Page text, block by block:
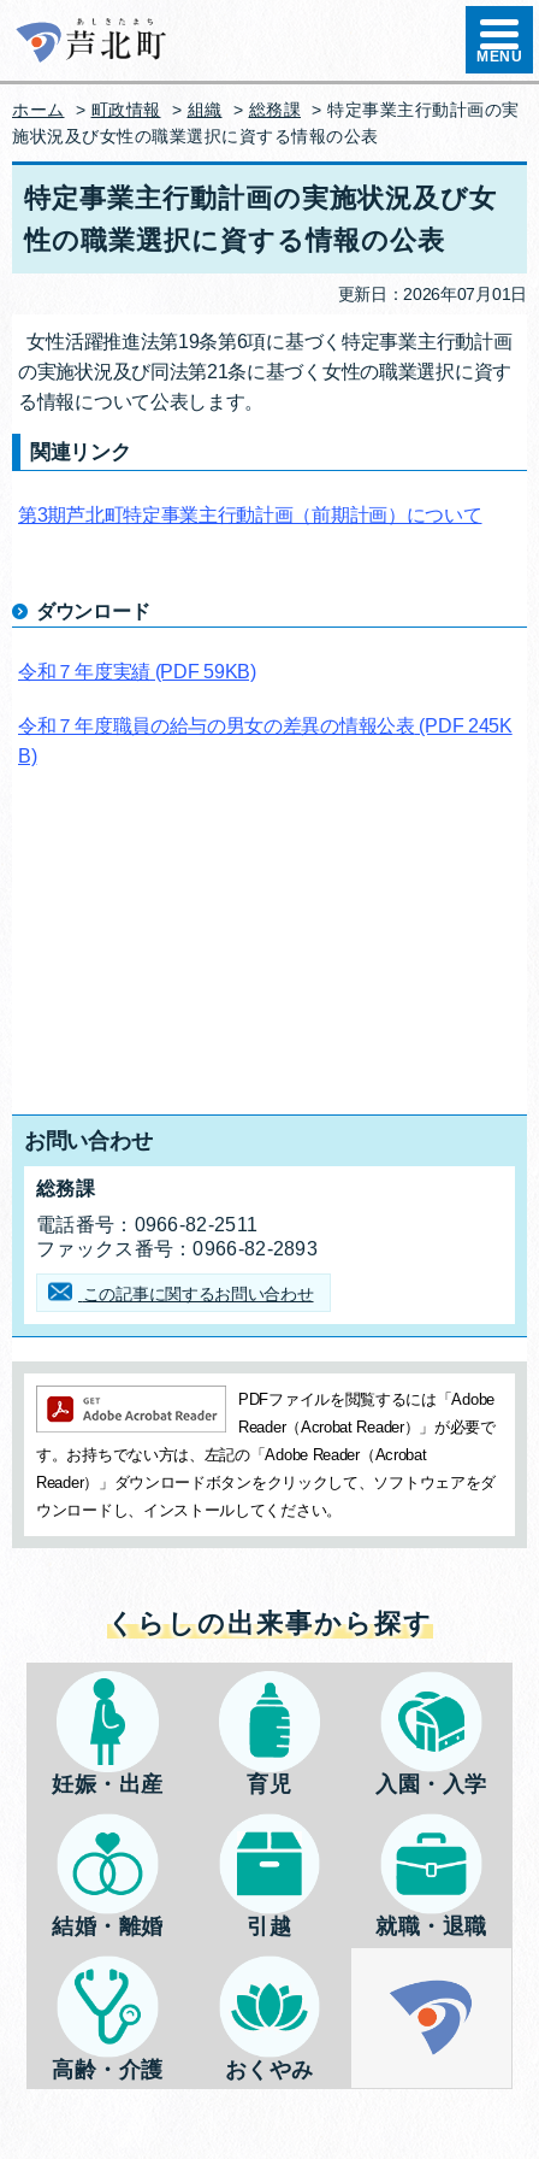
ハンバ
MENU
ホーム > 町政情報 > 組織 > 総務課 > 特定事業主行動計画の実
施状況及び女性の職業選択に資する情報の公表
特定事業主行動計画の実施状況及び女
性の職業選択に資する情報の公表
更新日：2026年07月01日
女性活躍推進法第19条第6項に基づく特定事業主行動計画
の実施状況及び同法第21条に基づく女性の職業選択に資す
る情報について公表します。
関連リンク
第3期芦北町特定事業主行動計画（前期計画）について
ダウンロード
令和７年度実績(PDF 59KB)
令和７年度職員の給与の男女の差異の情報公表 (PDF 245K
B)
お問い合わせ
お問合せ先
総務課
電話番号： 0966-82-2511
ファックス番号：0966-82-2893
この記事に関するお問い合わせ
追加情報：PDFファイル
PDFファイルを閲覧するには「Adobe
Reader（Acrobat Reader）」が必要で
す。お持ちでない方は、左記の「Adobe Reader（Acrobat
Reader）」ダウンロードボタンをクリックして、ソフトウェアをダ
ウンロードし、インストールしてください。
くらしの出来事から探す
妊娠・出産 育児 入園・入学
結婚・離婚 引越 就職・退職
高齢・介護 おくやみ